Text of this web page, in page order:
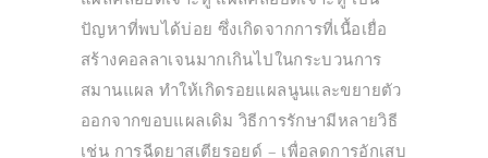
ปัญหาที่พบได้บ่อย ซึ่งเกิดจากการที่เนื้อเยื่อ
สร้างคอลลาเจนมากเกินไปในกระบวนการ
สมานแผล ทำให้เกิดรอยแผลนูนและขยายตัว
ออกจากขอบแผลเดิม วิธีการรักษามีหลายวิธี
เช่น การฉีดยาสเตียรอยด์ – เพื่อลดการอักเสบ